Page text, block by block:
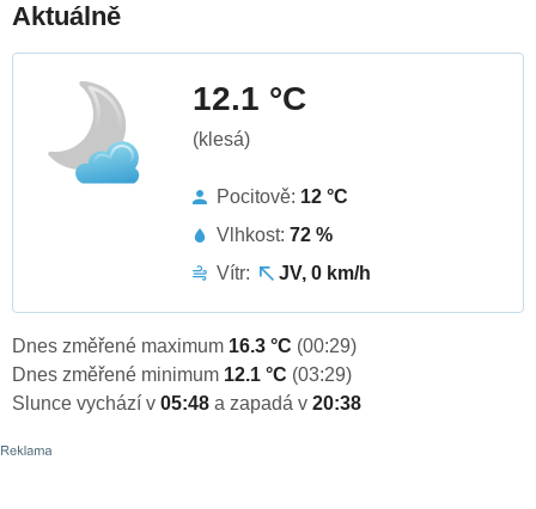
Aktuálně
12.1 °C
(klesá)
Pocitově: 12 °C
Vlhkost: 72 %
Vítr:
JV, 0 km/h
Dnes změřené maximum 16.3 °C (00:29)
Dnes změřené minimum 12.1 °C (03:29)
Slunce vychází v 05:48 a zapadá v 20:38